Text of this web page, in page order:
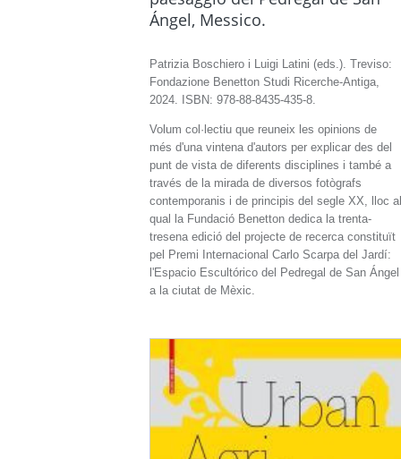
Ángel, Messico.
Patrizia Boschiero i Luigi Latini (eds.). Treviso:
Fondazione Benetton Studi Ricerche-Antiga,
2024. ISBN: 978-88-8435-435-8.
Volum col·lectiu que reuneix les opinions de
més d'una vintena d'autors per explicar des del
punt de vista de diferents disciplines i també a
través de la mirada de diversos fotògrafs
contemporanis i de principis del segle XX, lloc al
qual la Fundació Benetton dedica la trenta-
tresena edició del projecte de recerca constituït
pel Premi Internacional Carlo Scarpa del Jardí:
l'Espacio Escultórico del Pedregal de San Ángel
a la ciutat de Mèxic.